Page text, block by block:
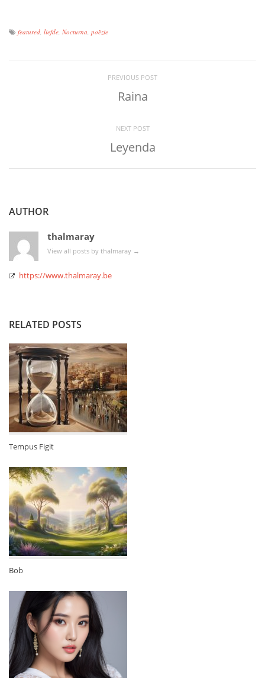
featured liefde Nocturna poëzie
PREVIOUS POST
Raina
NEXT POST
Leyenda
AUTHOR
thalmaray
View all posts by thalmaray →
https://www.thalmaray.be
RELATED POSTS
Tempus Figit
Bob